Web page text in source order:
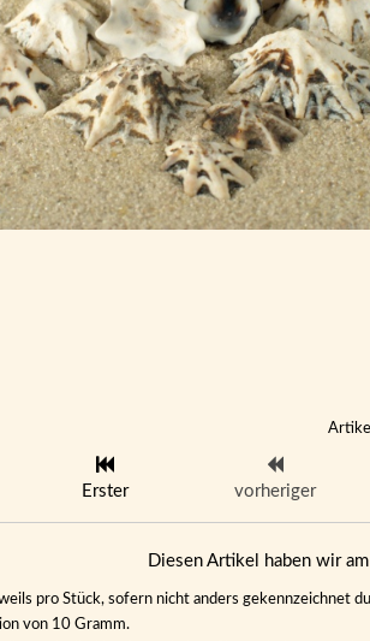
Artikel
Erster vorheriger
Diesen Artikel haben wir
pro Stück, sofern nicht anders gekennzeichnet
von 10 Gramm.